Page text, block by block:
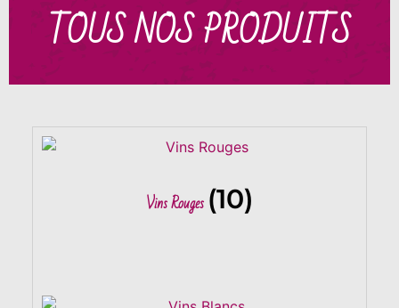
TOUS NOS PRODUITS
Vins Rouges(10)